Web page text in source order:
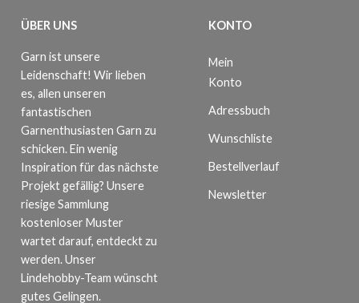
ÜBER UNS
Garn ist unsere
Leidenschaft! Wir lieben
es, allen unseren
fantastischen
Garnenthusiasten Garn zu
schicken. Ein wenig
Inspiration für das nächste
Projekt gefällig? Unsere
riesige Sammlung
kostenloser Muster
wartet darauf, entdeckt zu
werden. Unser
Lindehobby-Team wünscht
gutes Gelingen.
KONTO
Mein
Konto
Adressbuch
Wunschliste
Bestellverlauf
Newsletter